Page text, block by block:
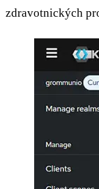
zdravotnických